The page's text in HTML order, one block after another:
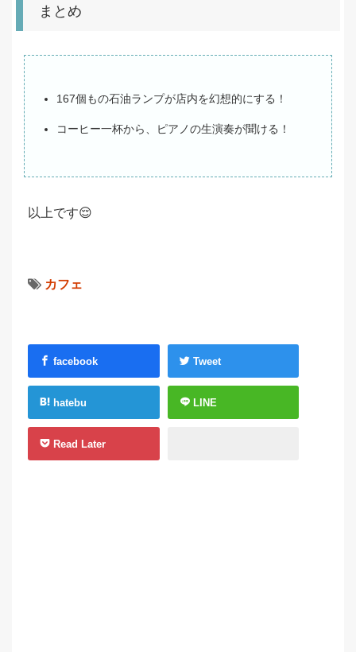
まとめ
167個もの石油ランプが店内を幻想的にする！
コーヒー一杯から、ピアノの生演奏が聞ける！
以上です😌
カフェ
facebook Tweet
hatebu LINE
Read Later